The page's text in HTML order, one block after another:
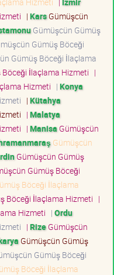
| KarsGümüşcün
Gümüşcün Gümüş
Gümüş Böceği
Gümüş Böceği İlaçlama
İlaçlama Hizmeti |
Hizmeti | Konya
| Kütahya
| Malatya
| Manisa Gümüşcün
Gümüşcün
Gümüşcün Gümüş
Gümüş Böceği
Böceği İlaçlama
Böceği İlaçlama Hizmeti |
Hizmeti | Ordu
| RizeGümüşcün
Gümüşcün Gümüş
Gümüş Böceği
Böceği İlaçlama